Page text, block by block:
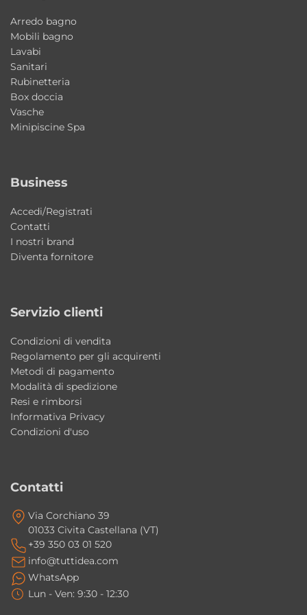
Ceramic design: Giancarlo Angelelli
Complements design: Alessandro Paolelli
Materiale lavabo: ceramica
Materiale mobile: legno laccato opaco
Installazione: sospesa
Dimensioni lavabo: Ø48×h19 cm
Finiture mobile: matt
Perché scegliere il mobile bagno Skyland
AXA Ceramica
materiali e leggerezza estetica. Ideale per
stile distintivo e ricercato.
Il mobile sospeso aiuta a rendere il bagno
più leggero visivamente?
Sì, la configurazione sospesa dona maggiore
leggerezza estetica e contribuisce a rendere
Il mobile facilita la pulizia del pavimento?
Sì, la struttura sospesa permette di pulire più
facilmente il pavimento sottostante
migliorando praticità e igiene quotidiana.
Il mobile bagno viene fornito pronto per
l’installazione?
Arredo bagno
Mobili bagno
Lavabi
Sanitari
Rubinetteria
Box doccia
Vasche
Minipiscine Spa
Business
Accedi/Registrati
Contatti
I nostri brand
Diventa fornitore
Servizio clienti
Condizioni di vendita
Regolamento per gli acquirenti
Metodi di pagamento
Modalità di spedizione
Resi e rimborsi
Informativa Privacy
Condizioni d'uso
Contatti
Via Corchiano 39
01033 Civita Castellana (VT)
+39 350 03 01 520
info@tuttidea.com
WhatsApp
Lun - Ven: 9:30 - 12:30